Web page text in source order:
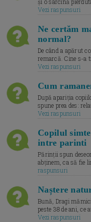
și o sarcină
Vezi raspunsuri
Ne certăm
normal?
De când a apărut
remarcă. Cine s-a
Vezi raspunsuri
Cum
După apariția
spune prea des:
Vezi raspunsuri
Copilul
intre parinti
Părinții spun
abținem, ca să fie
raspunsuri
Naștere
Bună, Dragi
peste 38 de ani, ce
Vezi raspunsuri